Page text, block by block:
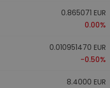
0.865071 EUR
0.00%
0.010951470 EUR
-0.50%
8.4000 EUR